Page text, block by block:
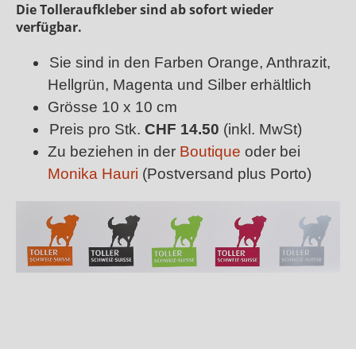
Die Tolleraufkleber sind ab sofort wieder
verfügbar.
Sie sind in den Farben Orange, Anthrazit,
Hellgrün, Magenta und Silber erhältlich
Grösse 10 x 10 cm
Preis pro Stk. CHF 14.50 (inkl. MwSt)
Zu beziehen in der Boutique oder bei
Monika Hauri (Postversand plus Porto)